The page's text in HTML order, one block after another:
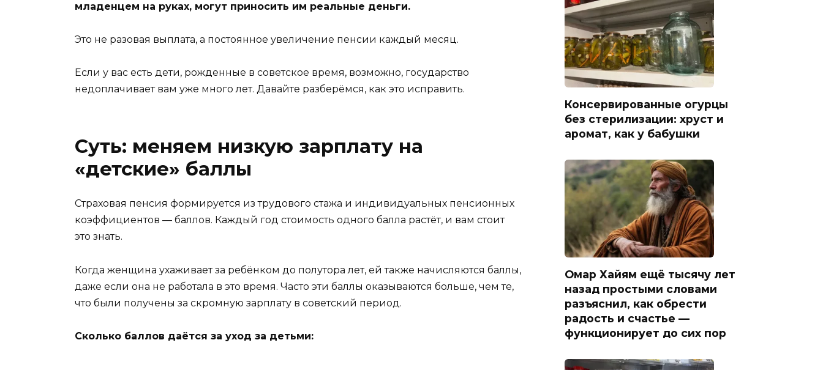
младенцем на руках, могут приносить им реальные деньги.
Это не разовая выплата, а постоянное увеличение пенсии каждый месяц.
Если у вас есть дети, рожденные в советское время, возможно, государство
недоплачивает вам уже много лет. Давайте разберёмся, как это исправить.
Суть: меняем низкую зарплату на
«детские» баллы
Страховая пенсия формируется из трудового стажа и индивидуальных пенсионных
коэффициентов — баллов. Каждый год стоимость одного балла растёт, и вам стоит
это знать.
Когда женщина ухаживает за ребёнком до полутора лет, ей также начисляются баллы,
даже если она не работала в это время. Часто эти баллы оказываются больше, чем те,
что были получены за скромную зарплату в советский период.
Сколько баллов даётся за уход за детьми:
Консервированные огурцы
без стерилизации: хруст и
аромат, как у бабушки
Омар Хайям ещё тысячу лет
назад простыми словами
разъяснил, как обрести
радость и счастье —
функционирует до сих пор